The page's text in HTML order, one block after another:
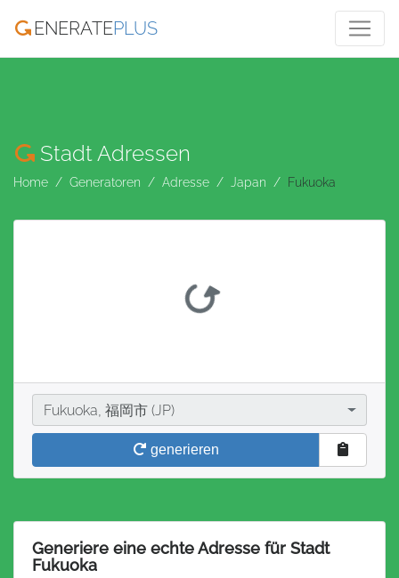
ENERATEPLUS
Stadt Adressen
Home Generatoren Adresse Japan Fukuoka
StadtFukuoka, 福岡市 (JP)
generieren
Generiere eine echte Adresse für Stadt
Fukuoka